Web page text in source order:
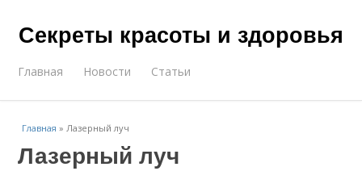
Секреты красоты и здоровья
Главная Новости Статьи
Главная »Лазерный луч
Лазерный луч